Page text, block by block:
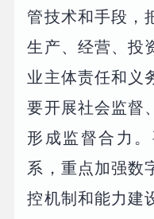
管技术和手段，
生产、经营、投
业主体责任和义
要开展社会监督
形成监督合力
系，重点加强数
控机制和能力建